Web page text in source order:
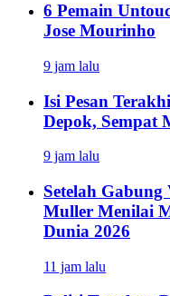
6 Pemain
Jose Mourinho
9 jam lalu
Isi Pesan
Depok, Sempat
9 jam lalu
Setelah Gabung
Muller Menilai
Dunia 2026
11 jam lalu